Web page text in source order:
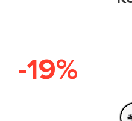
-19%